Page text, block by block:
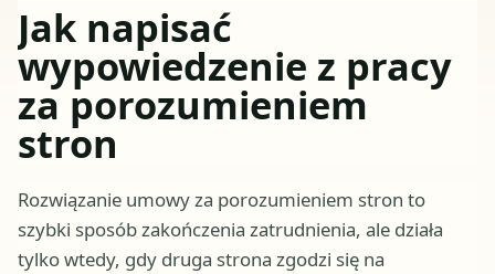
Jak napisać
wypowiedzenie z pracy
za porozumieniem
stron
Rozwiązanie umowy za porozumieniem stron to
szybki sposób zakończenia zatrudnienia, ale działa
tylko wtedy, gdy druga strona zgodzi się na